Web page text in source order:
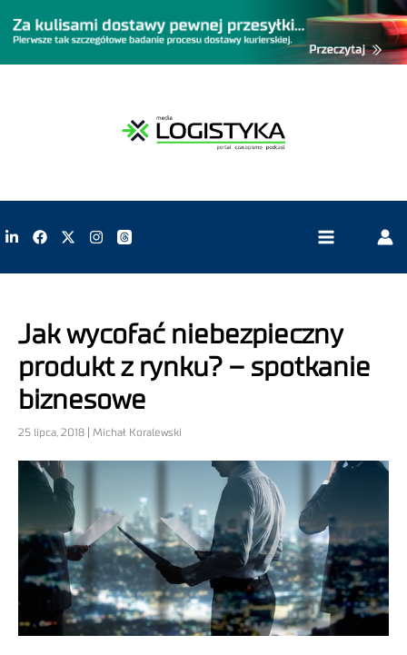
Jak wycofać niebezpieczny
produkt z rynku? – spotkanie
biznesowe
25 lipca, 2018 | Michał Koralewski